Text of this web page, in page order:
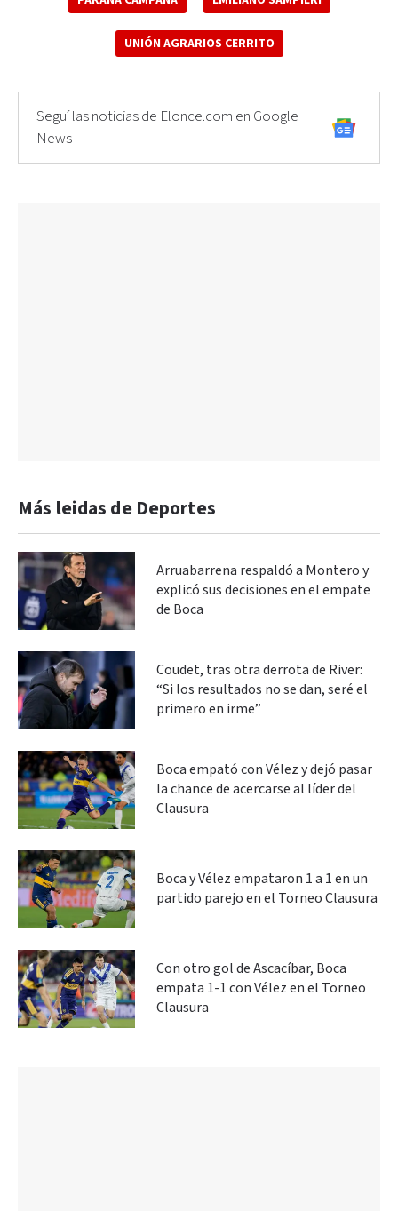
UNIÓN AGRARIOS CERRITO
Seguí las noticias de Elonce.com en Google
News
Más leidas de Deportes
Arruabarrena respaldó a Montero y
explicó sus decisiones en el empate
de Boca
Coudet, tras otra derrota de River:
“Si los resultados no se dan, seré el
primero en irme”
Boca empató con Vélez y dejó pasar
la chance de acercarse al líder del
Clausura
Boca y Vélez empataron 1 a 1 en un
partido parejo en el Torneo Clausura
Con otro gol de Ascacíbar, Boca
empata 1-1 con Vélez en el Torneo
Clausura